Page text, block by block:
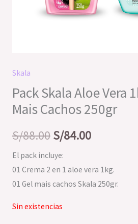
Skala
Pack Skala Aloe Vera
Mais Cachos 250gr
S/88.00 S/84.00
El pack incluye:
01 Crema 2 en 1 aloe vera 1kg.
01 Gel mais cachos Skala 250gr.
Sin existencias